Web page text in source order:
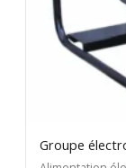
Groupe